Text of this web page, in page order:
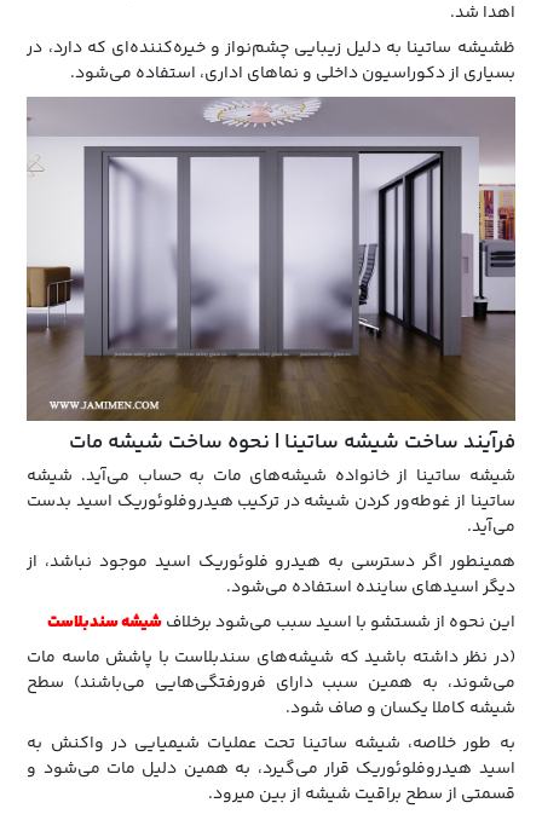
اهدا شد.
ظشیشه ساتینا به دلیل زیبایی چشم‌نواز و خیره‌کننده‌ای که دارد، در
بسیاری از دکوراسیون داخلی و نماهای اداری، استفاده می‌شود.
فرآیند ساخت شیشه ساتینا | نحوه ساخت شیشه مات
شیشه ساتینا از خانواده شیشه‌های مات به حساب می‌آید. شیشه
ساتینا از غوطه‌ور کردن شیشه در ترکیب هیدروفلوئوریک اسید بدست
می‌آید.
همینطور اگر دسترسی به هیدرو فلوئوریک اسید موجود نباشد، از
دیگر اسید‌های ساینده استفاده می‌شود.
این نحوه از شستشو با اسید سبب می‌شود برخلافشیشه‌ سندبلاست
(در نظر داشته باشید که شیشه‌های سندبلاست با پاشش ماسه مات
می‌شوند، به همین سبب دارای فرورفتگی‌هایی می‌باشند) سطح
شیشه کاملا یکسان و صاف شود.
به‌ طور خلاصه، شیشه ساتینا تحت عملیات شیمیایی در واکنش به
اسید هیدروفلوئوریک قرار می‌گیرد، به همین دلیل مات می‌شود و
قسمتی از سطح براقیت شیشه از بین می‎رود.